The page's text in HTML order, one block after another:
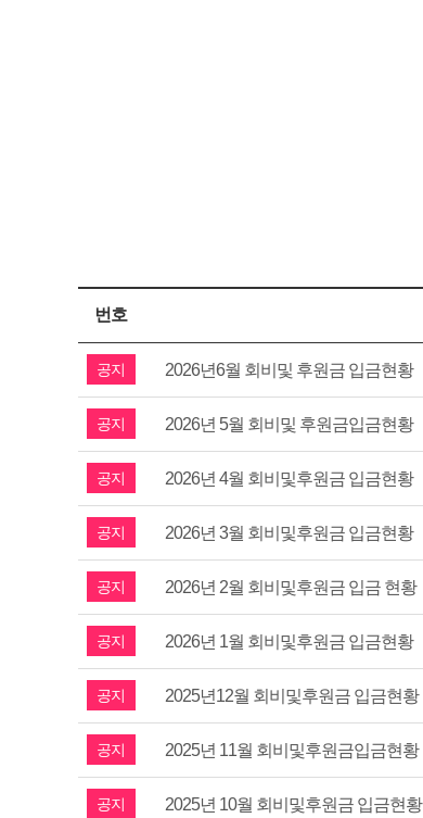
번호
공지 2026년6월 회비및 후원금 입금현황
공지 2026년 5월 회비및 후원금입금현황
공지 2026년 4월 회비및후원금 입금현황
공지 2026년 3월 회비및후원금 입금현황
공지 2026년 2월 회비및후원금 입금 현황
공지 2026년 1월 회비및후원금 입금현황
공지 2025년12월 회비및후원금 입금현황
공지 2025년 11월 회비및후원금입금현황
공지 2025년 10월 회비및후원금 입금현황